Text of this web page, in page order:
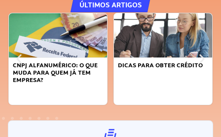
ÚLTIMOS ARTIGOS
CNPJ ALFANUMÉRICO: O QUE
MUDA PARA QUEM JÁ TEM
EMPRESA?
DICAS PARA OBTER CRÉDITO